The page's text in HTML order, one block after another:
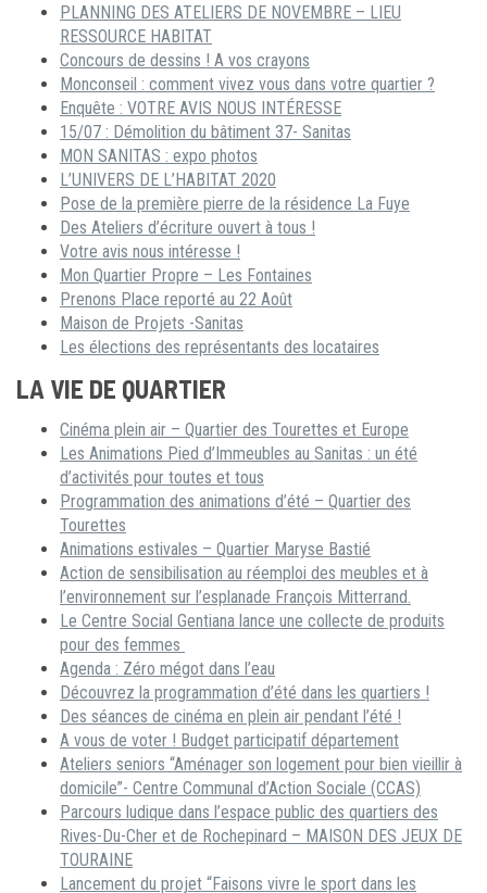
PLANNING DES ATELIERS DE NOVEMBRE – LIEU
RESSOURCE HABITAT
Concours de dessins ! A vos crayons
Monconseil : comment vivez vous dans votre quartier ?
Enquête : VOTRE AVIS NOUS INTÉRESSE
15/07 : Démolition du bâtiment 37- Sanitas
MON SANITAS : expo photos
L’UNIVERS DE L’HABITAT 2020
Pose de la première pierre de la résidence La Fuye
Des Ateliers d’écriture ouvert à tous !
Votre avis nous intéresse !
Mon Quartier Propre – Les Fontaines
Prenons Place reporté au 22 Août
Maison de Projets -Sanitas
Les élections des représentants des locataires
LA VIE DE QUARTIER
Cinéma plein air – Quartier des Tourettes et Europe
Les Animations Pied d’Immeubles au Sanitas : un été
d’activités pour toutes et tous
Programmation des animations d’été – Quartier des
Tourettes
Animations estivales – Quartier Maryse Bastié
Action de sensibilisation au réemploi des meubles et à
l’environnement sur l’esplanade François Mitterrand.
Le Centre Social Gentiana lance une collecte de produits
pour des femmes
Agenda : Zéro mégot dans l’eau
Découvrez la programmation d’été dans les quartiers !
Des séances de cinéma en plein air pendant l’été !
A vous de voter ! Budget participatif département
Ateliers seniors “Aménager son logement pour bien vieillir à
domicile”- Centre Communal d’Action Sociale (CCAS)
Parcours ludique dans l’espace public des quartiers des
Rives-Du-Cher et de Rochepinard – MAISON DES JEUX DE
TOURAINE
Lancement du projet “Faisons vivre le sport dans les